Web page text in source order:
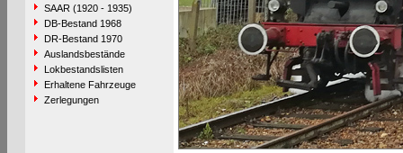
SAAR (1920 - 1935)
DB-Bestand 1968
DR-Bestand 1970
Auslandsbestände
Lokbestandslisten
Erhaltene Fahrzeuge
Zerlegungen